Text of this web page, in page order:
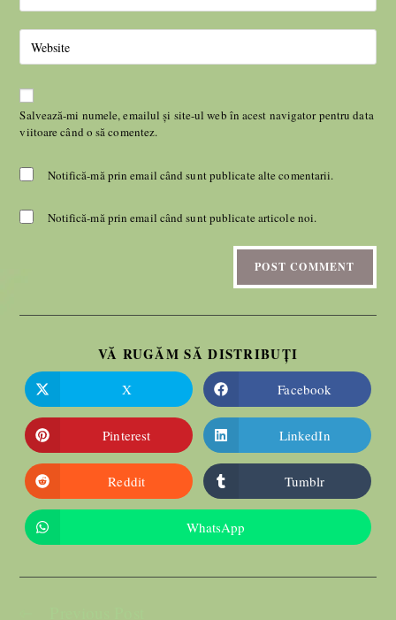
Salvează-mi numele, emailul și site-ul web în acest navigator pentru data
viitoare când o să comentez.
Notifică-mă prin email când sunt publicate alte comentarii.
Notifică-mă prin email când sunt publicate articole noi.
VĂ RUGĂM SĂ DISTRIBUȚI
X Facebook
Pinterest LinkedIn
Reddit Tumblr
WhatsApp